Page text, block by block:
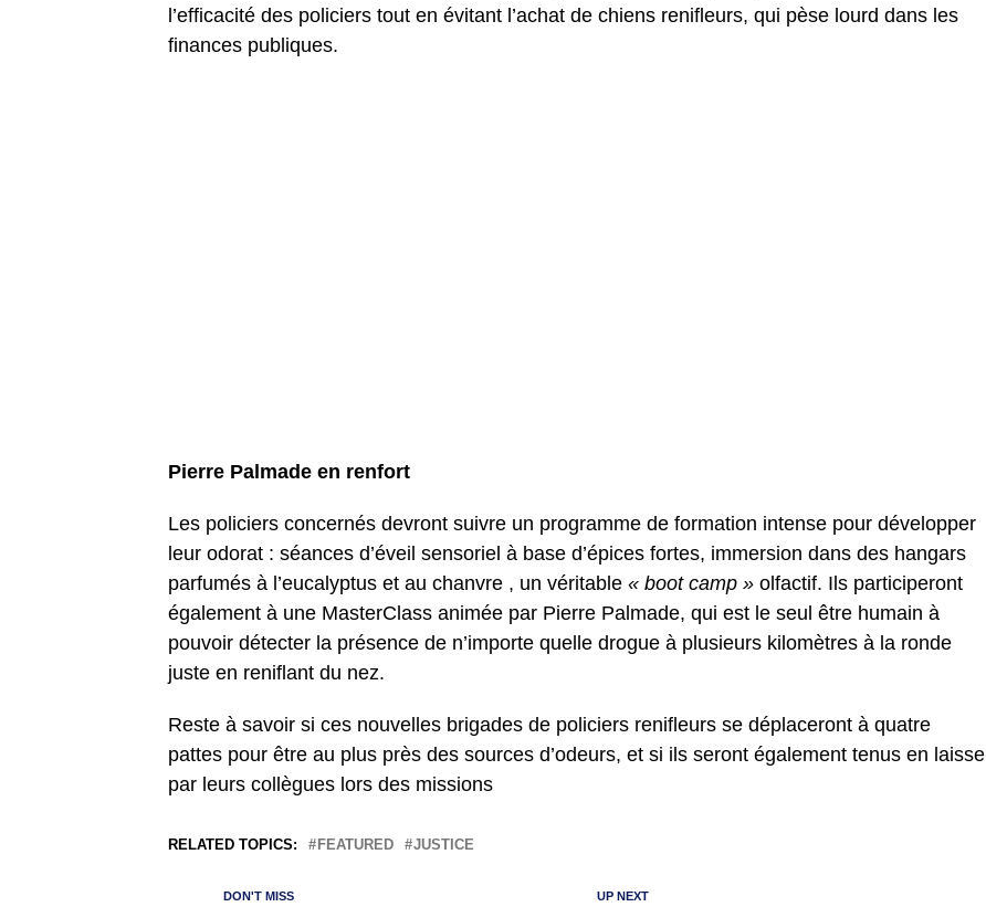
l’efficacité des policiers tout en évitant l’achat de chiens renifleurs, qui pèse lourd dans les
finances publiques.
Pierre Palmade en renfort
Les policiers concernés devront suivre un programme de formation intense pour développer
leur odorat : séances d’éveil sensoriel à base d’épices fortes, immersion dans des hangars
parfumés à l’eucalyptus et au chanvre , un véritable « boot camp » olfactif. Ils participeront
également à une MasterClass animée par Pierre Palmade, qui est le seul être humain à
pouvoir détecter la présence de n’importe quelle drogue à plusieurs kilomètres à la ronde
juste en reniflant du nez.
Reste à savoir si ces nouvelles brigades de policiers renifleurs se déplaceront à quatre
pattes pour être au plus près des sources d’odeurs, et si ils seront également tenus en laisse
par leurs collègues lors des missions
RELATED TOPICS: FEATURED JUSTICE
UP NEXT
DON'T MISS